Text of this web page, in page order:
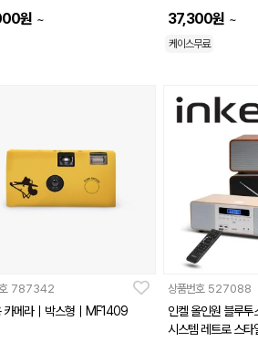
원 ~ 37,300원 ~
케이스무료
787342
카메라｜박스형｜MF1409
상품번호 527088
인켈 올인원 블루
시스템 레트로 스